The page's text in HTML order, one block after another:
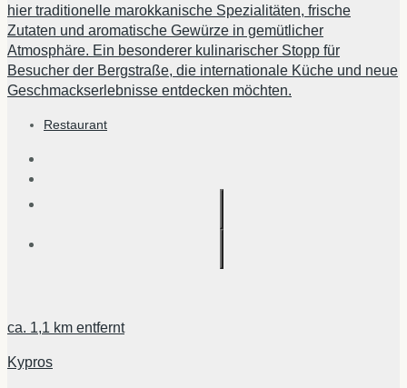
hier traditionelle marokkanische Spezialitäten, frische
Zutaten und aromatische Gewürze in gemütlicher
Atmosphäre. Ein besonderer kulinarischer Stopp für
Besucher der Bergstraße, die internationale Küche und neue
Geschmackserlebnisse entdecken möchten.
Restaurant
ca. 1,1 km entfernt
Kypros